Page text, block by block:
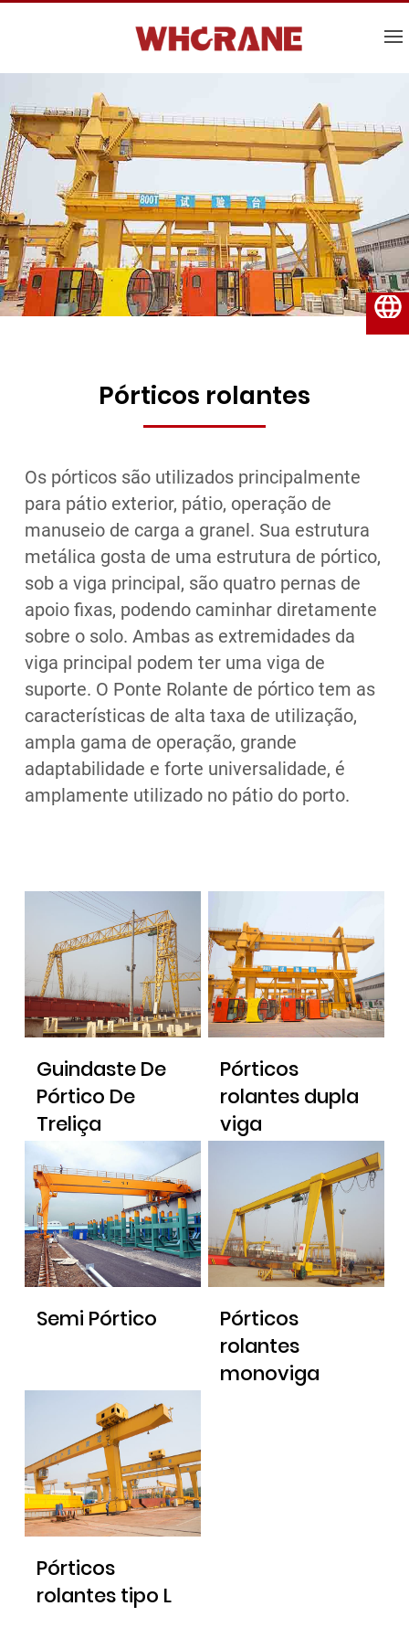
Pórticos rolantes
Os pórticos são utilizados principalmente
para pátio exterior, pátio, operação de
manuseio de carga a granel. Sua estrutura
metálica gosta de uma estrutura de pórtico,
sob a viga principal, são quatro pernas de
apoio fixas, podendo caminhar diretamente
sobre o solo. Ambas as extremidades da
viga principal podem ter uma viga de
suporte. O Ponte Rolante de pórtico tem as
características de alta taxa de utilização,
ampla gama de operação, grande
adaptabilidade e forte universalidade, é
amplamente utilizado no pátio do porto.
Guindaste De
Pórtico De
Treliça
Pórticos
rolantes dupla
viga
Semi Pórtico
Pórticos
rolantes
monoviga
Pórticos
rolantes tipo L
Português do Brasil